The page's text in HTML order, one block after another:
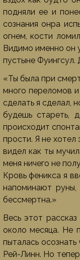
подняли ее и
сознания онра
огнем, кости
Видимо именно он
пустыне Фуингсул.
«Ты была при
много переломов
сделать я сделал,
будешь стареть,
происходит
прости. Я не хотел
видел как ты
меня ничего не
Кровь феникса я
напоминают руны,
бессмертна.»
Весь этот
около месяца. Не
пыталась
Рей-Линн. Но